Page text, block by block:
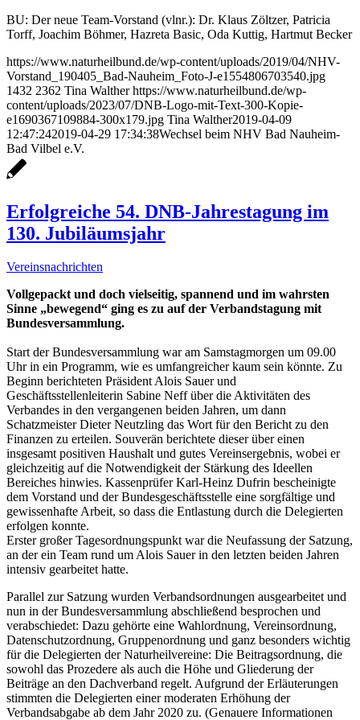
BU: Der neue Team-Vorstand (vlnr.): Dr. Klaus Zöltzer, Patricia
Torff, Joachim Böhmer, Hazreta Basic, Oda Kuttig, Hartmut Becker
https://www.naturheilbund.de/wp-content/uploads/2019/04/NHV-
Vorstand_190405_Bad-Nauheim_Foto-J-e1554806703540.jpg
1432 2362 Tina Walther https://www.naturheilbund.de/wp-
content/uploads/2023/07/DNB-Logo-mit-Text-300-Kopie-
e1690367109884-300x179.jpg Tina Walther2019-04-09
12:47:242019-04-29 17:34:38Wechsel beim NHV Bad Nauheim-
Bad Vilbel e.V.
Erfolgreiche 54. DNB-Jahrestagung im
130. Jubiläumsjahr
Vereinsnachrichten
Vollgepackt und doch vielseitig, spannend und im wahrsten
Sinne „bewegend“ ging es zu auf der Verbandstagung mit
Bundesversammlung.
Start der Bundesversammlung war am Samstagmorgen um 09.00
Uhr in ein Programm, wie es umfangreicher kaum sein könnte. Zu
Beginn berichteten Präsident Alois Sauer und
Geschäftsstellenleiterin Sabine Neff über die Aktivitäten des
Verbandes in den vergangenen beiden Jahren, um dann
Schatzmeister Dieter Neutzling das Wort für den Bericht zu den
Finanzen zu erteilen. Souverän berichtete dieser über einen
insgesamt positiven Haushalt und gutes Vereinsergebnis, wobei er
gleichzeitig auf die Notwendigkeit der Stärkung des Ideellen
Bereiches hinwies. Kassenprüfer Karl-Heinz Dufrin bescheinigte
dem Vorstand und der Bundesgeschäftsstelle eine sorgfältige und
gewissenhafte Arbeit, so dass die Entlastung durch die Delegierten
erfolgen konnte.
Erster großer Tagesordnungspunkt war die Neufassung der Satzung,
an der ein Team rund um Alois Sauer in den letzten beiden Jahren
intensiv gearbeitet hatte.
Parallel zur Satzung wurden Verbandsordnungen ausgearbeitet und
nun in der Bundesversammlung abschließend besprochen und
verabschiedet: Dazu gehörte eine Wahlordnung, Vereinsordnung,
Datenschutzordnung, Gruppenordnung und ganz besonders wichtig
für die Delegierten der Naturheilvereine: Die Beitragsordnung, die
sowohl das Prozedere als auch die Höhe und Gliederung der
Beiträge an den Dachverband regelt. Aufgrund der Erläuterungen
stimmten die Delegierten einer moderaten Erhöhung der
Verbandsabgabe ab dem Jahr 2020 zu. (Genauere Informationen